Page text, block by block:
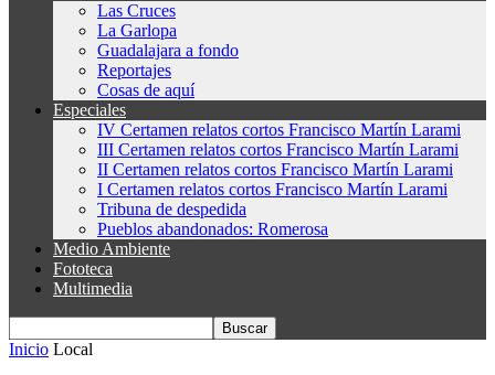
Las Cruces
La Garlopa
Guadalajara a fondo
Reportajes
Cosas de aquí
Especiales
IV Certamen relatos cortos Francisco Martín Larami
III Certamen relatos cortos Francisco Martín Larami
II Certamen relatos cortos Francisco Martín Larami
I Certamen relatos cortos Francisco Martín Larami
Tribuna de despedida
Pueblos abandonados: Romerosa
Medio Ambiente
Fototeca
Multimedia
Inicio Local